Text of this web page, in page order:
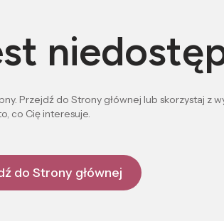
Przejdź do Strony głównej lub skorzystaj z
co Cię interesuje.
do Strony głównej